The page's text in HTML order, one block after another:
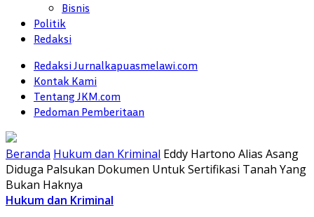
Bisnis
Politik
Redaksi
Redaksi Jurnalkapuasmelawi.com
Kontak Kami
Tentang JKM.com
Pedoman Pemberitaan
Beranda Hukum dan Kriminal Eddy Hartono Alias Asang
Diduga Palsukan Dokumen Untuk Sertifikasi Tanah Yang
Bukan Haknya
Hukum dan Kriminal